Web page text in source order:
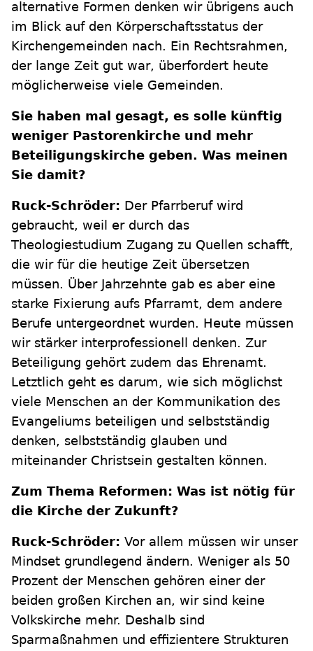
alternative Formen denken wir übrigens auch
im Blick auf den Körperschaftsstatus der
Kirchengemeinden nach. Ein Rechtsrahmen,
der lange Zeit gut war, überfordert heute
möglicherweise viele Gemeinden.
Sie haben mal gesagt, es solle künftig
weniger Pastorenkirche und mehr
Beteiligungskirche geben. Was meinen
Sie damit?
Ruck-Schröder: Der Pfarrberuf wird
gebraucht, weil er durch das
Theologiestudium Zugang zu Quellen schafft,
die wir für die heutige Zeit übersetzen
müssen. Über Jahrzehnte gab es aber eine
starke Fixierung aufs Pfarramt, dem andere
Berufe untergeordnet wurden. Heute müssen
wir stärker interprofessionell denken. Zur
Beteiligung gehört zudem das Ehrenamt.
Letztlich geht es darum, wie sich möglichst
viele Menschen an der Kommunikation des
Evangeliums beteiligen und selbstständig
denken, selbstständig glauben und
miteinander Christsein gestalten können.
Zum Thema Reformen: Was ist nötig für
die Kirche der Zukunft?
Ruck-Schröder: Vor allem müssen wir unser
Mindset grundlegend ändern. Weniger als 50
Prozent der Menschen gehören einer der
beiden großen Kirchen an, wir sind keine
Volkskirche mehr. Deshalb sind
Sparmaßnahmen und effizientere Strukturen